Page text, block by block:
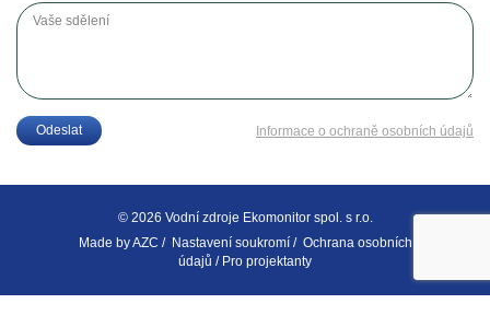
Vaše sdělení
Odeslat Informace o ochraně osobních údajů
© 2026 Vodní zdroje Ekomonitor spol. s r.o.
Made byAZC / Nastavení soukromí/ Ochrana osobních
údajů / Pro projektanty